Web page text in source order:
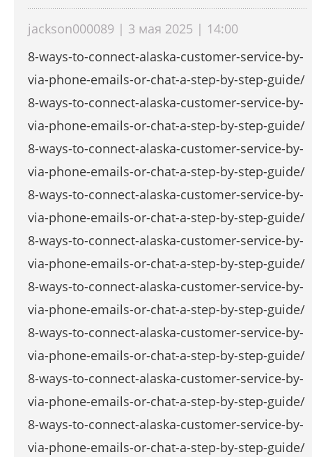
jackson000089 | 3 мая 2025 | 14:00
8-ways-to-connect-alaska-customer-service-by-
via-phone-emails-or-chat-a-step-by-step-guide/
8-ways-to-connect-alaska-customer-service-by-
via-phone-emails-or-chat-a-step-by-step-guide/
8-ways-to-connect-alaska-customer-service-by-
via-phone-emails-or-chat-a-step-by-step-guide/
8-ways-to-connect-alaska-customer-service-by-
via-phone-emails-or-chat-a-step-by-step-guide/
8-ways-to-connect-alaska-customer-service-by-
via-phone-emails-or-chat-a-step-by-step-guide/
8-ways-to-connect-alaska-customer-service-by-
via-phone-emails-or-chat-a-step-by-step-guide/
8-ways-to-connect-alaska-customer-service-by-
via-phone-emails-or-chat-a-step-by-step-guide/
8-ways-to-connect-alaska-customer-service-by-
via-phone-emails-or-chat-a-step-by-step-guide/
8-ways-to-connect-alaska-customer-service-by-
via-phone-emails-or-chat-a-step-by-step-guide/